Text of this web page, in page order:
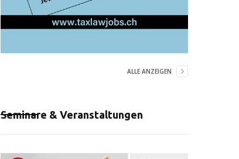
ALLE ANZEIGEN
Seminare & Veranstaltungen